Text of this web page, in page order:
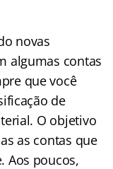
novas
algumas contas
que você
de
O objetivo
as contas que
Aos poucos,